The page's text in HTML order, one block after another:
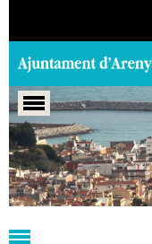
Portada > Regidories >